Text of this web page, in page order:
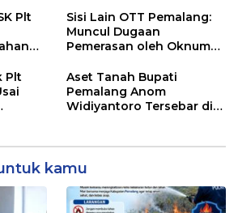
Berjalan
Plt
Sisi Lain OTT Pemalang:
Muncul Dugaan
Pemerasan oleh Oknum
Plt
Aset Tanah Bupati
Pemalang Anom
Widiyantoro Tersebar di
kamu